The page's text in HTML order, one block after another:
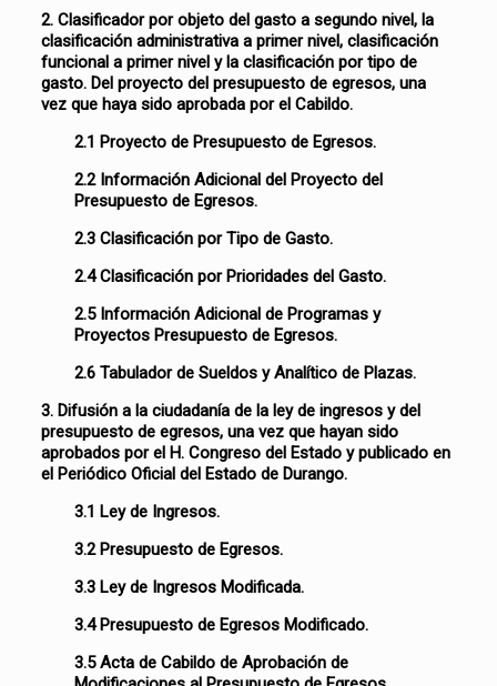
2. Clasificador por objeto del gasto a segundo nivel, la
clasificación administrativa a primer nivel, clasificación
funcional a primer nivel y la clasificación por tipo de
gasto. Del proyecto del presupuesto de egresos, una
vez que haya sido aprobada por el Cabildo.
2.1 Proyecto de Presupuesto de Egresos.
2.2 Información Adicional del Proyecto del
Presupuesto de Egresos.
2.3 Clasificación por Tipo de Gasto.
2.4 Clasificación por Prioridades del Gasto.
2.5 Información Adicional de Programas y
Proyectos Presupuesto de Egresos.
2.6 Tabulador de Sueldos y Analítico de Plazas.
3. Difusión a la ciudadanía de la ley de ingresos y del
presupuesto de egresos, una vez que hayan sido
aprobados por el H. Congreso del Estado y publicado en
el Periódico Oficial del Estado de Durango.
3.1 Ley de Ingresos.
3.2 Presupuesto de Egresos.
3.3 Ley de Ingresos Modificada.
3.4 Presupuesto de Egresos Modificado.
3.5 Acta de Cabildo de Aprobación de